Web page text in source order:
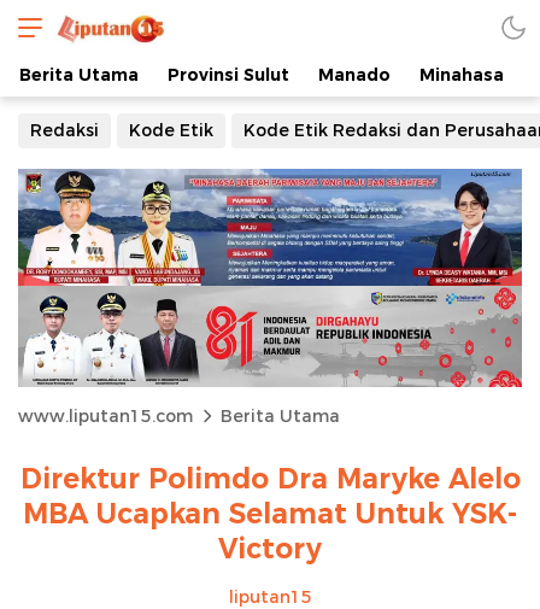
Berita Utama Provinsi Sulut Manado Minahasa
Redaksi Kode Etik Kode Etik Redaksi dan
www.liputan15.com Berita Utama
Direktur Polimdo Dra Maryke Alelo
MBA Ucapkan Selamat Untuk YSK-
Victory
liputan15